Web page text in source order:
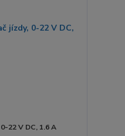
22 V DC, 1.6 A